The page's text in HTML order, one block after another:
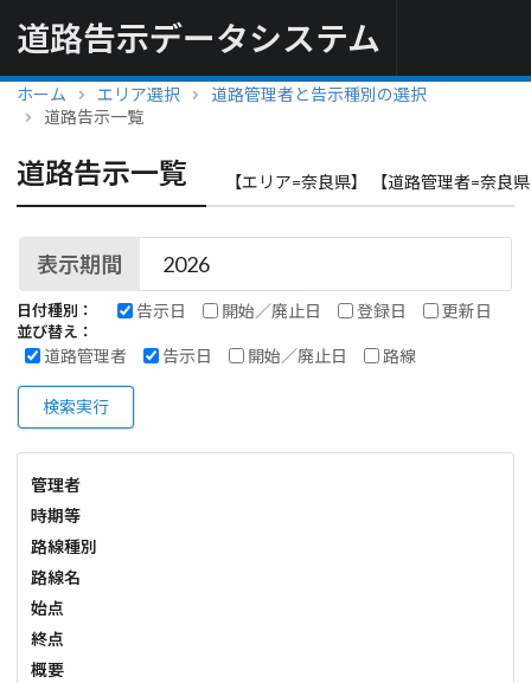
道路告示データシステム
ホーム エリア選択
道路管理者と告示種別の選択
道路告示一覧
道路告示一覧 【エリア=奈良県】 【道路管理者=奈良
表示期間
日付種別： 告示日 開始／廃止日 登録日 更新日
並び替え：
道路管理者 告示日 開始／廃止日 路線
検索実行
管理者
時期等
路線種別
路線名
始点
終点
概要